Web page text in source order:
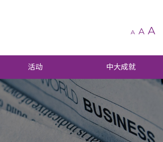
A A A
活动 中大成就